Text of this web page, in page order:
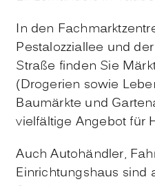
In den
Pestalozziallee und
Straße finden Sie
(Drogerien sowie
Baumärkte und
vielfältige Angebot für
Auch Autohändler,
Einrichtungshaus sind